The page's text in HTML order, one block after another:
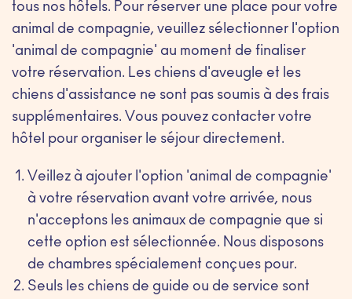
tous nos hôtels. Pour réserver une place pour votre
animal de compagnie, veuillez sélectionner l'option
'animal de compagnie' au moment de finaliser
votre réservation. Les chiens d'aveugle et les
chiens d'assistance ne sont pas soumis à des frais
supplémentaires. Vous pouvez contacter votre
hôtel pour organiser le séjour directement.
Veillez à ajouter l'option 'animal de compagnie'
à votre réservation avant votre arrivée, nous
n'acceptons les animaux de compagnie que si
cette option est sélectionnée. Nous disposons
de chambres spécialement conçues pour.
Seuls les chiens de guide ou de service sont